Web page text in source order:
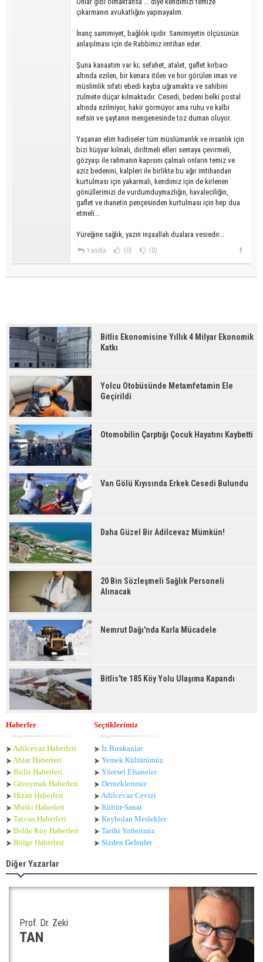
çıkarmanın avukatlığını yapmayalım.
İnanç samimiyet, bağlılık işidir. Samimiyetin ölçüsünün
anlaşılması için de Rabbimiz imtihan eder.
Şuna kanaatim var ki; sefahet, atalet, gaflet kırbacı
altında ezilen, bir kenara itilen ve hor görülen iman ve
müslimlik sıfatı ebedi kayba uğramakta ve sahibini
zulmete düçar kılmaktadır. Cesedi, bedeni belki postal
altında ezilmiyor, hakir görmüyor ama ruhu ve kalbi
nefsin ve şaytanın mengenesinde toz duman oluyor.
Yaşanan elim hadiseler tüm müslümanlık ve insanlık için
bizi hüşyar kılmalı, diriltmeli elleri semaya çevirmeli,
gözyaşı ile rahmanın kapısını çalmalı onların temiz ve
aziz bedenini, kalpleri ile birlikte bu ağır imtihandan
kurtulması için yakarmalı, kendimiz için de kirlenen
gönüllerimizi de vurdumduymazlığın, havaleciliğin,
gaflet ve ihanetin pençesinden kurtulması için hep dua
etmeli...
Yüreğine sağlık, yazın inşaallah dualara vesiedir...
Yanıtla (0) (0)
Bitlis Ekonomisine Yıllık 4 Milyar Ekonomik
Katkı
Yolcu Otobüsünde Metamfetamin Ele
Geçirildi
Otomobilin Çarptığı Çocuk Hayatını Kaybetti
Van Gölü Kıyısında Erkek Cesedi Bulundu
Daha Güzel Bir Adilcevaz Mümkün!
20 Bin Sözleşmeli Sağlık Personeli
Alınacak
Nemrut Dağı'nda Karla Mücadele
Bitlis'te 185 Köy Yolu Ulaşıma Kapandı
Haberler
Adilcevaz Haberleri
Ahlat Haberleri
Bitlis Haberleri
Güroymak Haberleri
Hizan Haberleri
Mutki Haberleri
Tatvan Haberleri
Belde Köy Haberleri
Bölge Haberleri
Seçtiklerimiz
İz Bırakanlar
Yemek Kültürümüz
Yöresel Efsaneler
Derneklerimiz
Adilcevaz Cevizi
Kültür-Sanat
Kaybolan Meslekler
Tarihi Yerlerimiz
Sizden Gelenler
Diğer Yazarlar
Prof. Dr. Zeki
TAN